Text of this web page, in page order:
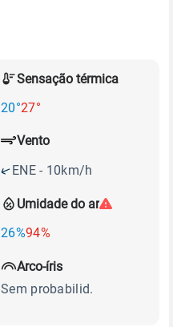
Sensação térmica
20°27°
Umidade do ar
26%94%
Vento
ENE - 10km/h
Arco-íris
Sem probabilid.